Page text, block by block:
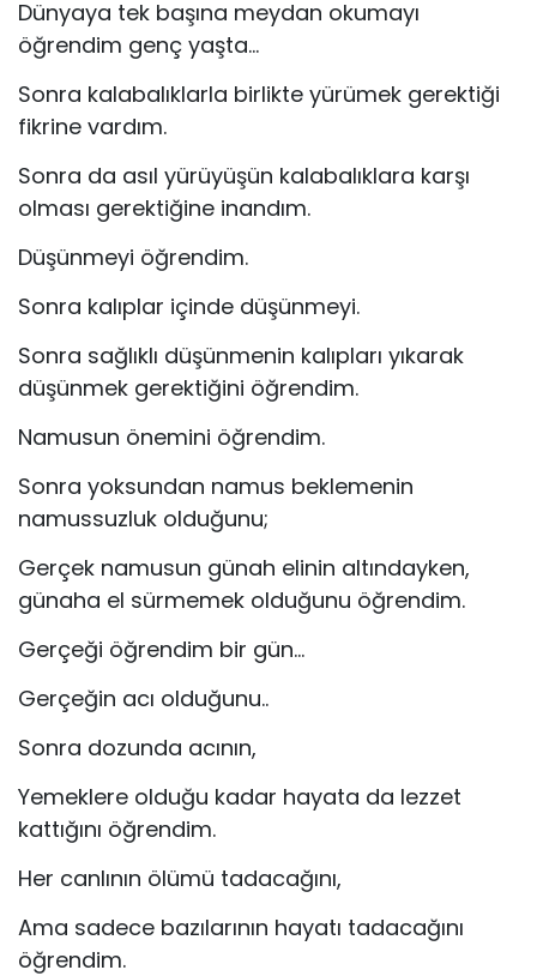
Dünyaya tek başına meydan okumayı
öğrendim genç yaşta…
Sonra kalabalıklarla birlikte yürümek gerektiği
fikrine vardım.
Sonra da asıl yürüyüşün kalabalıklara karşı
olması gerektiğine inandım.
Düşünmeyi öğrendim.
Sonra kalıplar içinde düşünmeyi.
Sonra sağlıklı düşünmenin kalıpları yıkarak
düşünmek gerektiğini öğrendim.
Namusun önemini öğrendim.
Sonra yoksundan namus beklemenin
namussuzluk olduğunu;
Gerçek namusun günah elinin altındayken,
günaha el sürmemek olduğunu öğrendim.
Gerçeği öğrendim bir gün…
Gerçeğin acı olduğunu..
Sonra dozunda acının,
Yemeklere olduğu kadar hayata da lezzet
kattığını öğrendim.
Her canlının ölümü tadacağını,
Ama sadece bazılarının hayatı tadacağını
öğrendim.